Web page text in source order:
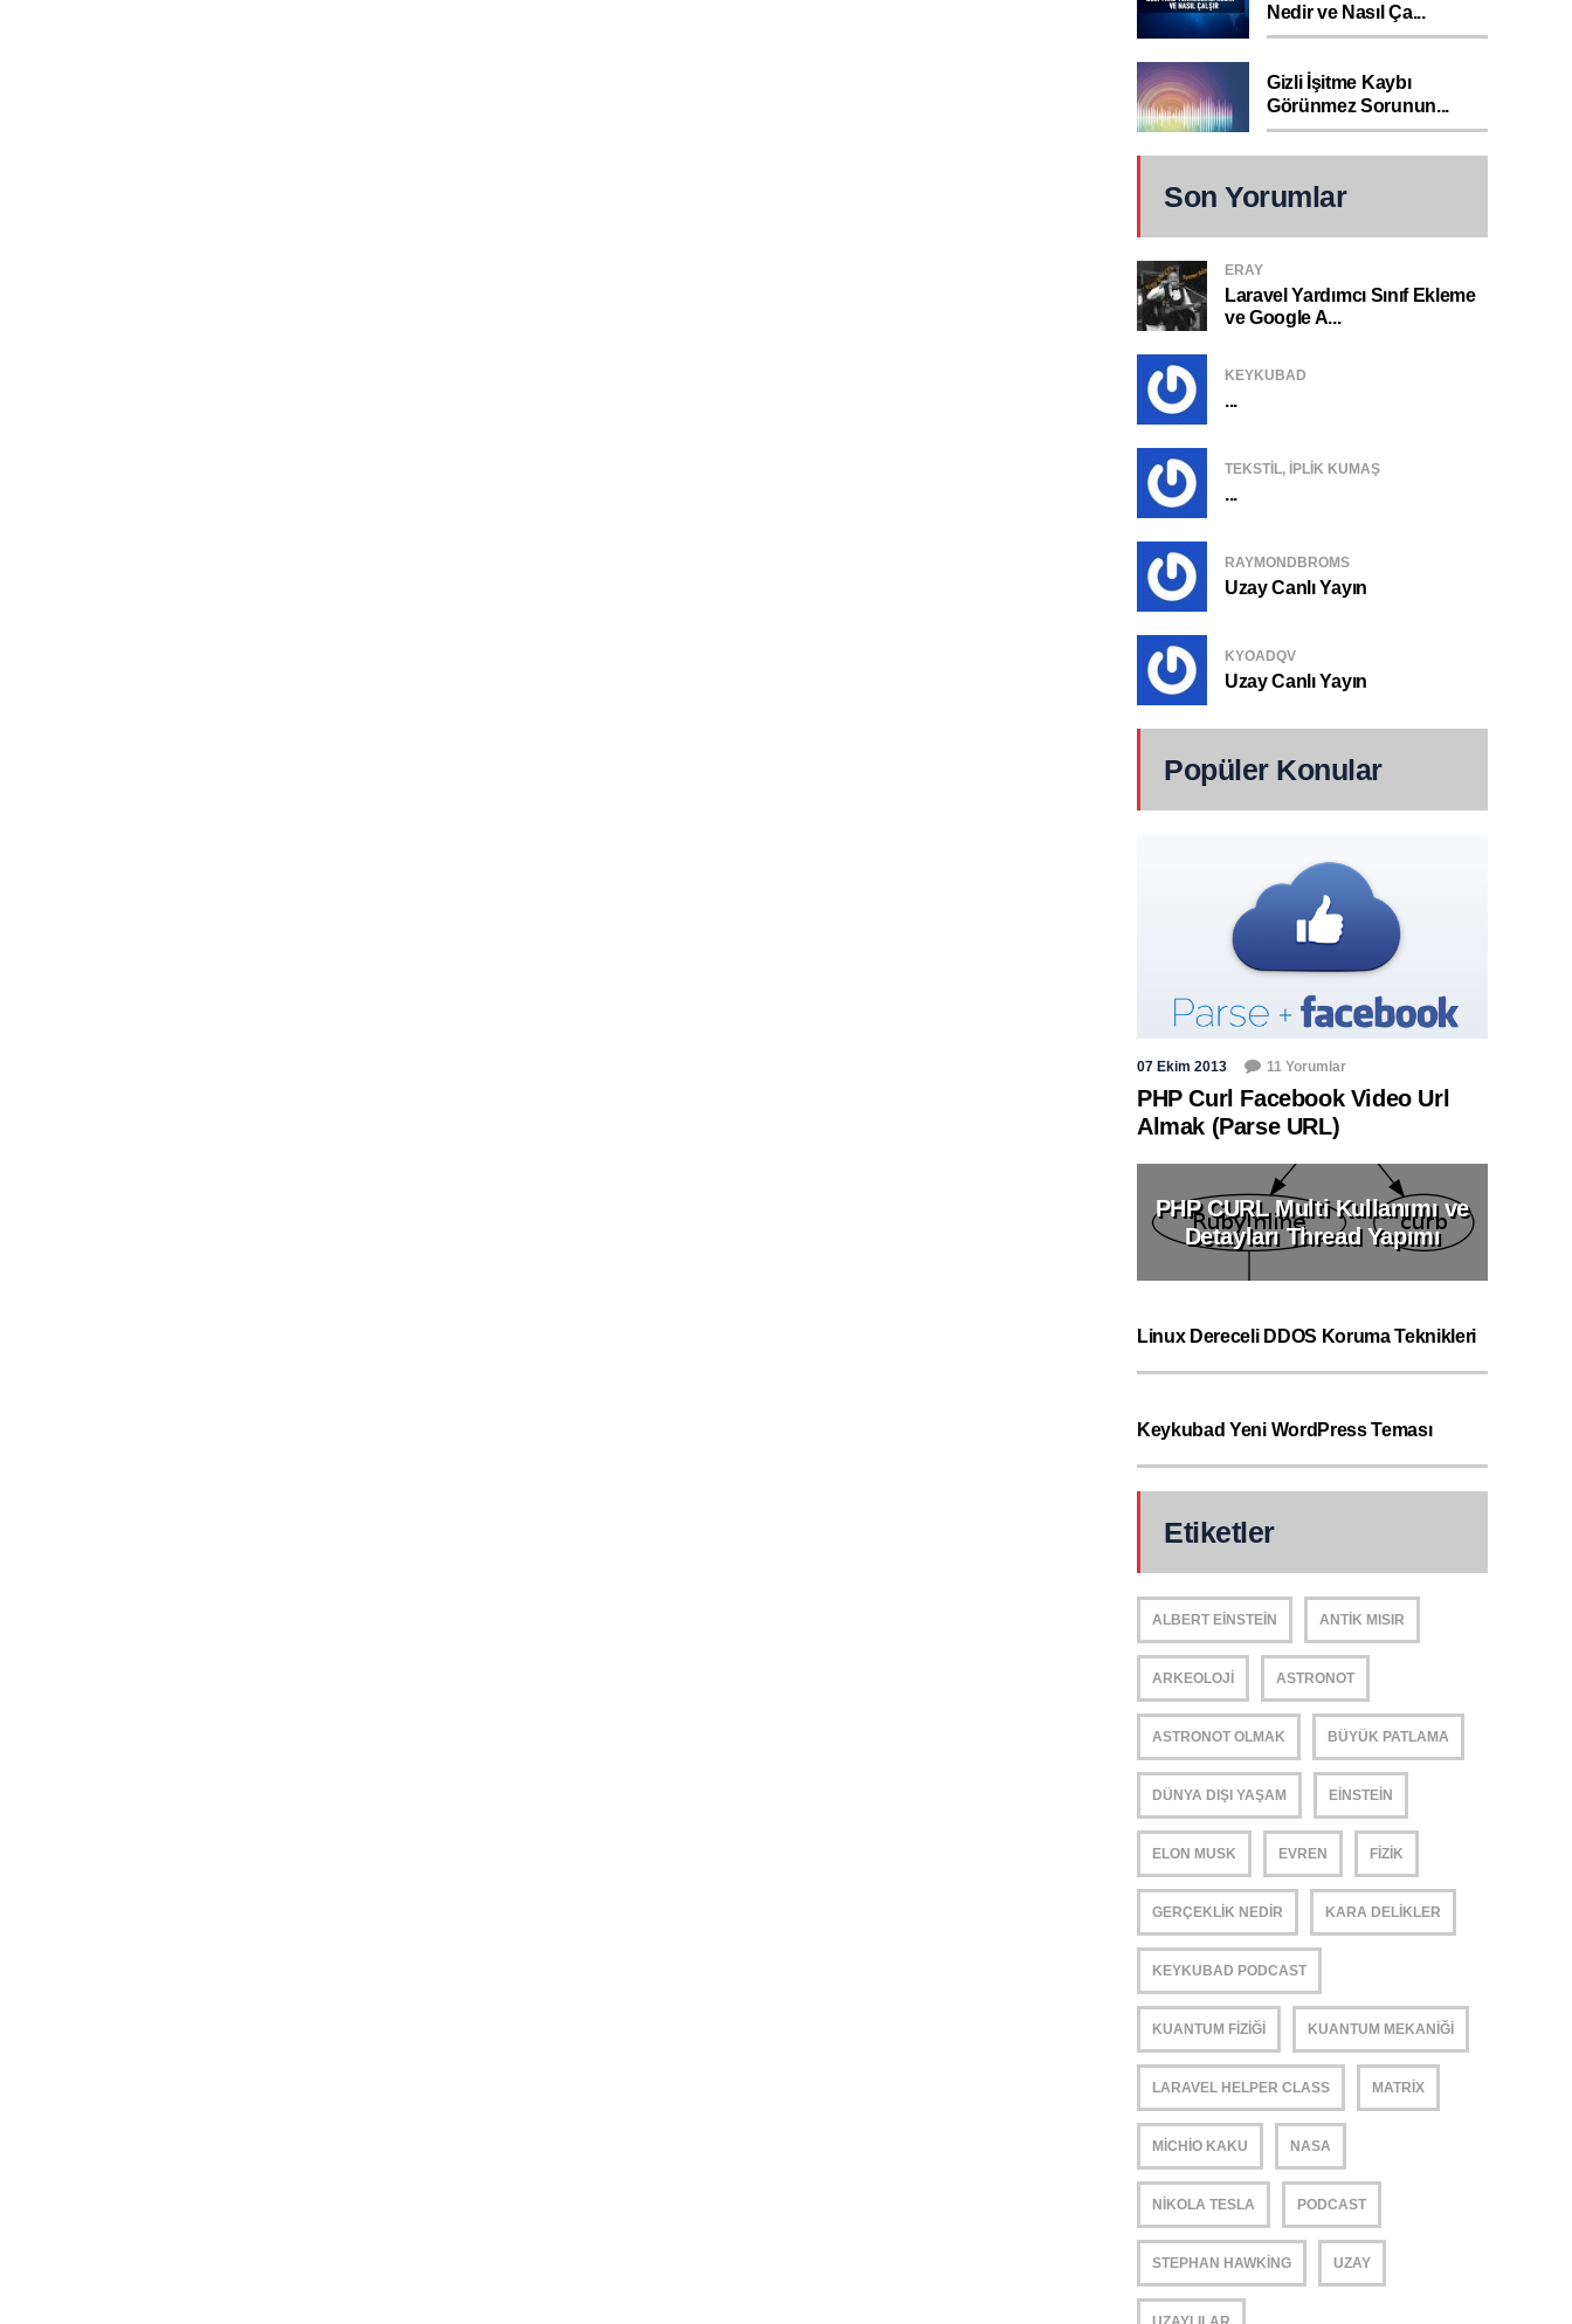
Nedir ve Nasıl Ça...
Gizli İşitme Kaybı
Görünmez Sorunun...
Son Yorumlar
ERAY
Laravel Yardımcı Sınıf Ekleme
ve Google A...
KEYKUBAD
...
TEKSTIL, IPLIK KUMAŞ
...
RAYMONDBROMS
Uzay Canlı Yayın
KYOADQV
Uzay Canlı Yayın
Popüler Konular
07 Ekim 2013 11 Yorumlar
PHP Curl Facebook Video Url
Almak (Parse URL)
PHP CURL Multi Kullanımı ve
Detayları Thread Yapımı
Linux Dereceli DDOS Koruma Teknikleri
Keykubad Yeni WordPress Teması
Etiketler
ALBERT EINSTEIN ANTIK MISIR
ARKEOLOJI ASTRONOT
ASTRONOT OLMAK BÜYÜK PATLAMA
DÜNYA DIŞI YAŞAM EINSTEIN
ELON MUSK EVREN FIZIK
GERÇEKLIK NEDIR KARA DELIKLER
KEYKUBAD PODCAST
KUANTUM FIZIĞI KUANTUM MEKANIĞI
LARAVEL HELPER CLASS MATRIX
MICHIO KAKU NASA
NIKOLA TESLA PODCAST
STEPHAN HAWKING UZAY